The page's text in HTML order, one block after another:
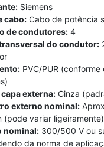
Siemens
cabo: Cabo de potência
de condutores: 4
do condutor:
PVC/PUR
externa: Cinza
externo nominal:
(pode variar ligeiramente)
nominal: 300/500 V ou
da norma de